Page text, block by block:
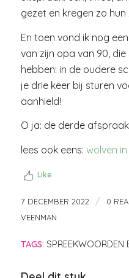
gezet en kregen zo
En toen vond ik nog
van zijn opa van 90,
hebben: in de oudere
je drie keer bij sturen
aanhield!
O ja: de derde
lees ook eens: wolven
Like
7 DECEMBER 2022 / 0
VEENMAN
TAGS: SPREEKWOORDEN